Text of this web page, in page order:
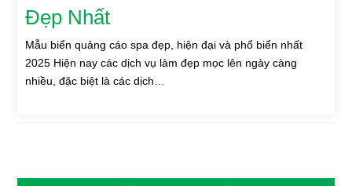
Đẹp Nhất
Mẫu biển quảng cáo spa đẹp, hiện đại và phổ biển nhất
2025 Hiện nay các dịch vụ làm đẹp mọc lên ngày càng
nhiều, đặc biệt là các dịch…